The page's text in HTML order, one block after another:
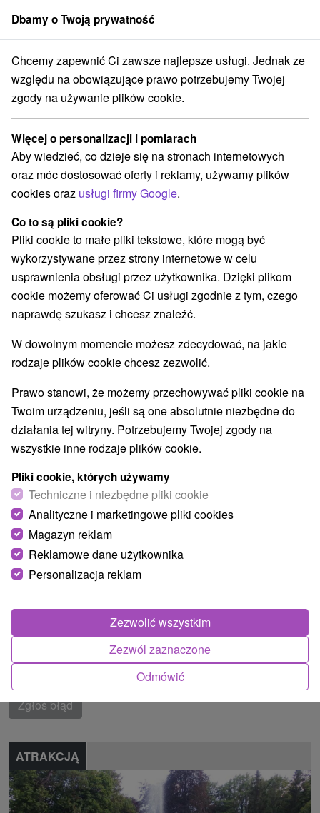
członek grupySorger
Slovensko Košický kraj Betliar Park przyrodniczy dworu Betliar
Park przyrodniczy dworu Betliar
Wyświetl stronę internetową Przejdź do
+421 58 798 31 97 betliar@snm.sk
Facebook
Opinii Google
Kaštieľná 6
049 21 Betliar
GPS:
N +48° 42' 22.69''
E +20° 30' 37.47''
Region turystyczny
vrchovina, Slovenské rudohorie, Slovenský Kras, Volovské
vrchy
Znalazłeś błąd lub chcesz polecić nam nową atrakcję
Zgłoś błąd
ATRAKCJĄ
Dbamy o Twoją prywatność
Chcemy zapewnić Ci zawsze najlepsze usługi. Jednak ze
względu na obowiązujące prawo potrzebujemy Twojej
zgody na używanie plików cookie.
Więcej o personalizacji i pomiarach
Aby wiedzieć, co dzieje się na stronach internetowych
oraz móc dostosować oferty i reklamy, używamy plików
cookies oraz usługi firmy Google.
Co to są pliki cookie?
Pliki cookie to małe pliki tekstowe, które mogą być
wykorzystywane przez strony internetowe w celu
usprawnienia obsługi przez użytkownika. Dzięki plikom
cookie możemy oferować Ci usługi zgodnie z tym, czego
naprawdę szukasz i chcesz znaleźć.
W dowolnym momencie możesz zdecydować, na jakie
rodzaje plików cookie chcesz zezwolić.
Prawo stanowi, że możemy przechowywać pliki cookie na
Twoim urządzeniu, jeśli są one absolutnie niezbędne do
działania tej witryny. Potrzebujemy Twojej zgody na
wszystkie inne rodzaje plików cookie.
Pliki cookie, których używamy
Techniczne i niezbędne pliki cookie
Analityczne i marketingowe pliki cookies
Magazyn reklam
Reklamowe dane użytkownika
Personalizacja reklam
Odmówić
Zezwól zaznaczone
Zezwolić wszystkim